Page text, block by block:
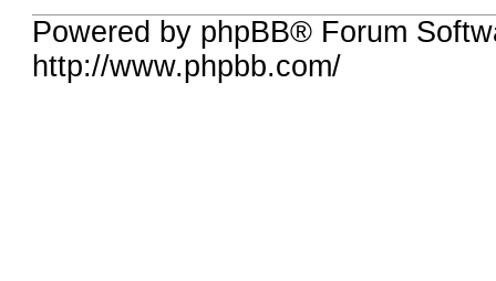
Powered by phpBB® Forum
http://www.phpbb.com/